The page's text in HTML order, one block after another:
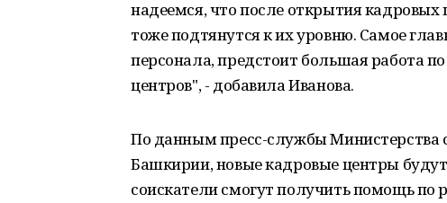
надеемся, что после открытия кадровых
тоже подтянутся к их уровню. Самое
персонала, предстоит большая работа
центров", - добавила Иванова.
По данным пресс-службы Министерства
Башкирии, новые кадровые центры
соискатели смогут получить помощь